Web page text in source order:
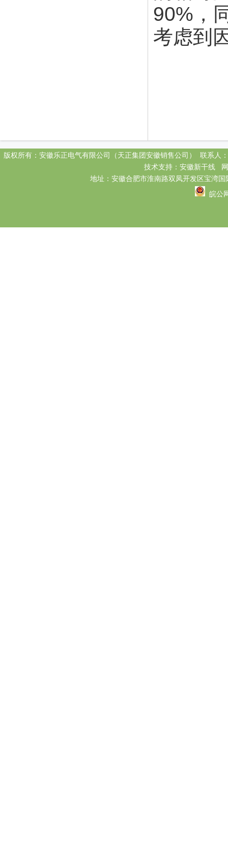
90%，
考虑到
版权所有：安徽乐正电气有限公司（天正集团安徽销售公司） 联系人
技术支持： 安徽新干线
地址：安徽合肥市淮南路双凤开发区宝湾
皖公